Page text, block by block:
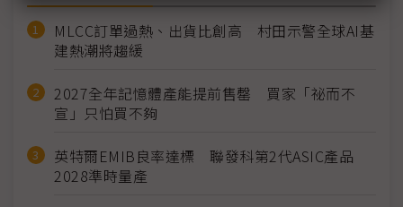
MLCC訂單過熱、出貨比創高 村田示警全球AI基
建熱潮將趨緩
2027全年記憶體產能提前售罄 買家「祕而不
宣」只怕買不夠
英特爾EMIB良率達標 聯發科第2代ASIC產品
2028準時量產